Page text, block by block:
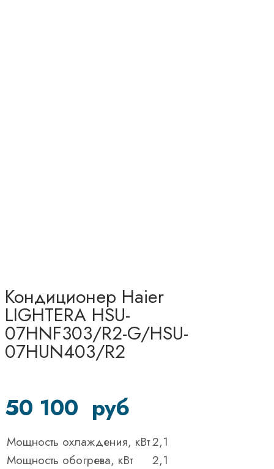
Кондиционер Haier
LIGHTERA HSU-
07HNF303/R2-G/HSU-
07HUN403/R2
50 100 руб
Мощность охлаждения, кВт2,1
Мощность обогрева, кВт
2,1